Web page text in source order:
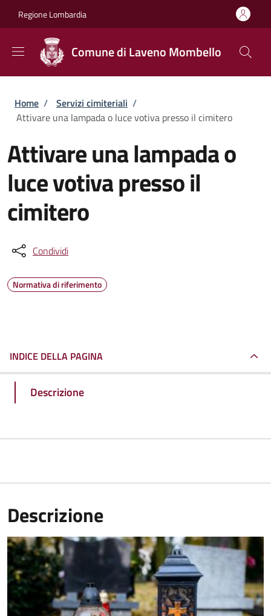
Regione Lombardia
Comune di Laveno Mombello
Briciole di pane
Home / Servizi cimiteriali /
Attivare una lampada o luce votiva presso il cimitero
Attivare una lampada o
luce votiva presso il
cimitero
Condividi
Normativa di riferimento
INDICE DELLA PAGINA
Descrizione
Descrizione